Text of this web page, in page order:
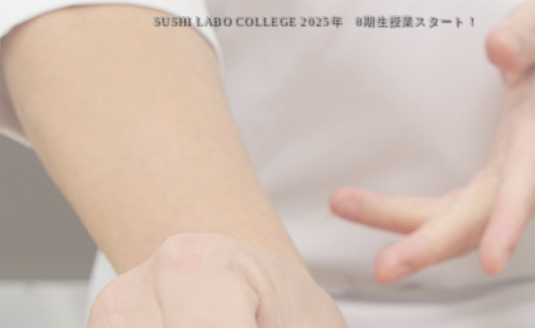
SUSHI LABO COLLEGE 2025年 8期生授業スタート！